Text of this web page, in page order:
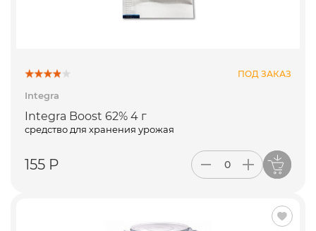
ПОД ЗАКАЗ
Integra
Integra Boost 62% 4 г
средство для хранения урожая
155 Р